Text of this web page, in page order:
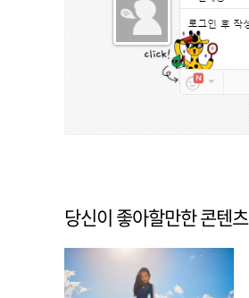
당신이 좋아할만한 콘텐츠